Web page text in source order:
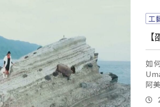
工
如
阿